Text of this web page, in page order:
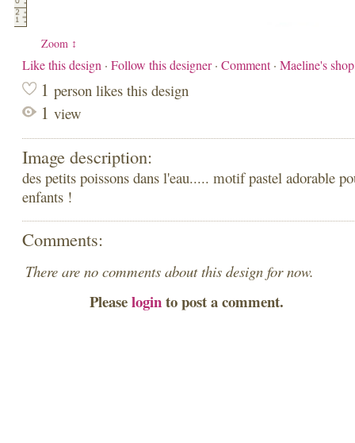
Zoom ↕
Like this design · Follow this designer· Comment· Maeline's
1 person likes this design
1 view
Image description:
des petits poissons dans l'eau..... motif pastel adorable
enfants !
Comments:
There are no comments about this design for now.
Pleaseloginto post a comment.